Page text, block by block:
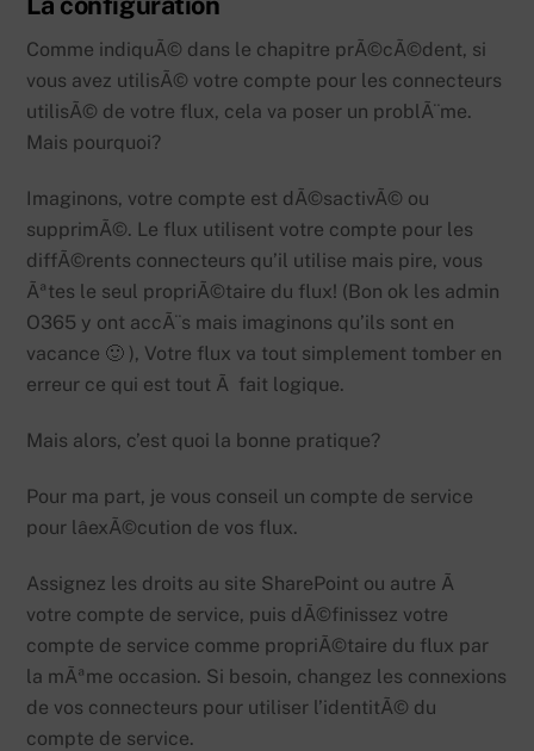
Comme indiquÃ© dans le chapitre prÃ©cÃ©dent, si
vous avez utilisÃ© votre compte pour les connecteurs
utilisÃ© de votre flux, cela va poser un problÃ¨me.
Mais pourquoi?
Imaginons, votre compte est dÃ©sactivÃ© ou
supprimÃ©. Le flux utilisent votre compte pour les
diffÃ©rents connecteurs qu’il utilise mais pire, vous
Ãªtes le seul propriÃ©taire du flux! (Bon ok les admin
O365 y ont accÃ¨s mais imaginons qu’ils sont en
vacance 🙂 ), Votre flux va tout simplement tomber en
erreur ce qui est tout Ã fait logique.
Mais alors, c’est quoi la bonne pratique?
Pour ma part, je vous conseil un compte de service
pour lâexÃ©cution de vos flux.
Assignez les droits au site SharePoint ou autre Ã
votre compte de service, puis dÃ©finissez votre
compte de service comme propriÃ©taire du flux par
la mÃªme occasion. Si besoin, changez les connexions
de vos connecteurs pour utiliser l’identitÃ© du
compte de service.